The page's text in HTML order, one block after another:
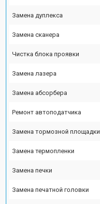
Замена дуплекса
Замена сканера
Чистка блока проявки
Замена лазера
Замена абсорбера
Ремонт автоподатчика
Замена тормозной площадки
Замена термопленки
Замена печки
Замена печатной головки